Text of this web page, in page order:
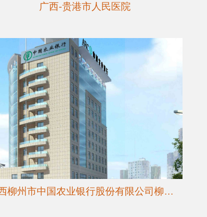
广西-贵港市人民医院
广西柳州市中国农业银行股份有限公司柳州分行